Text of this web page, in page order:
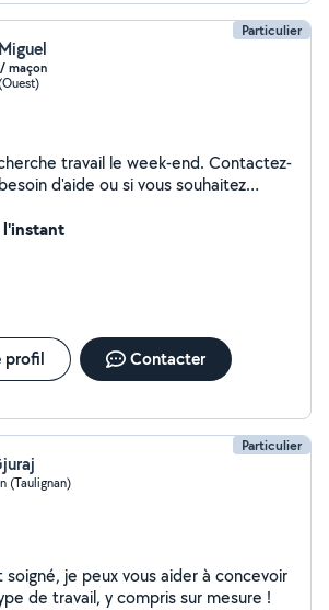
Particulier
maçon
travail le week-end. Contactez-
d'aide ou si vous souhaitez
actuellement dans le
l'instant
profil Contacter
Particulier
(Taulignan)
je peux vous aider à concevoir
de travail, y compris sur mesure !